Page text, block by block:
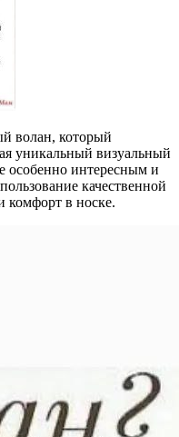
волан, который
уникальный визуальный
особенно интересным и
качественной
комфорт в носке.